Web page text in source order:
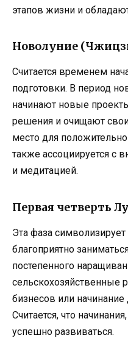
этапов жизни и
Новолуние
Считается временем
подготовки. В период
начинают новые
решения и очищают
место для
также ассоциируется с
и медитацией.
Первая четверть
Эта фаза
благоприятно
постепенного
сельскохозяйственные
бизнесов или
Считается, что
успешно развиваться.